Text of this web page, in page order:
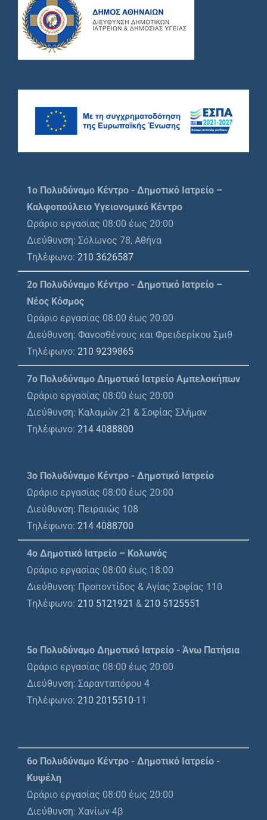
1o Πολυδύναμο Κέντρο - Δημοτικό Ιατρείο –
Καλφοπούλειο Υγειονομικό Κέντρο
Ωράριο εργασίας 08:00 έως 20:00
Διεύθυνση: Σόλωνος 78, Αθήνα
Τηλέφωνο: 210 3626587
2ο Πολυδύναμο Κέντρο - Δημοτικό Ιατρείο –
Νέος Κόσμος
Ωράριο εργασίας 08:00 έως 20:00
Διεύθυνση: Φανοσθένους και Φρειδερίκου Σμιθ
Τηλέφωνο: 210 9239865
7ο Πολυδύναμο Δημοτικό Ιατρείο Αμπελοκήπων
Ωράριο εργασίας 08:00 έως 20:00
Διεύθυνση: Καλαμών 21 & Σοφίας Σλήμαν
Τηλέφωνο: 214 4088800
3ο Πολυδύναμο Κέντρο - Δημοτικό Ιατρείο
Ωράριο εργασίας 08:00 έως 20:00
Διεύθυνση: Πειραιώς 108
Τηλέφωνο: 214 4088700
4ο Δημοτικό Ιατρείο – Κολωνός
Ωράριο εργασίας 08:00 έως 18:00
Διεύθυνση: Προποντίδος & Αγίας Σοφίας 110
Τηλέφωνο: 210 5121921 & 210 5125551
5ο Πολυδύναμο Δημοτικό Ιατρείο - Άνω Πατήσια
Ωράριο εργασίας 08:00 έως 20:00
Διεύθυνση: Σαρανταπόρου 4
Τηλέφωνο: 210 2015510-11
6ο Πολυδύναμο Κέντρο - Δημοτικό Ιατρείο -
Κυψέλη
Ωράριο εργασίας 08:00 έως 20:00
Διεύθυνση: Χανίων 4β